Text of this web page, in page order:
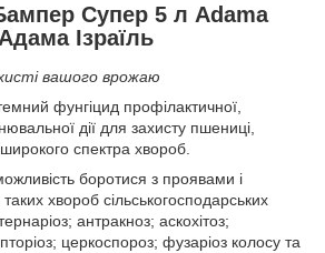
Супер 5 л Adama
Адама Ізраїль
вашого врожаю
фунгіцид профілактичної,
дії для захисту пшениці,
спектра хвороб.
боротися з проявами і
хвороб сільськогосподарських
антракноз; аскохітоз;
церкоспороз; фузаріоз колосу та